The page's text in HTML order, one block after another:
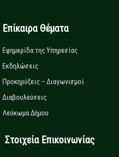
Επίκαιρα Θέματα
Εφημερίδα της Υπηρεσίας
Εκδηλώσεις
Προκηρύξεις – Διαγωνισμοί
Διαβουλεύσεις
Λεύκωμα Δήμου
Στοιχεία Επικοινωνίας